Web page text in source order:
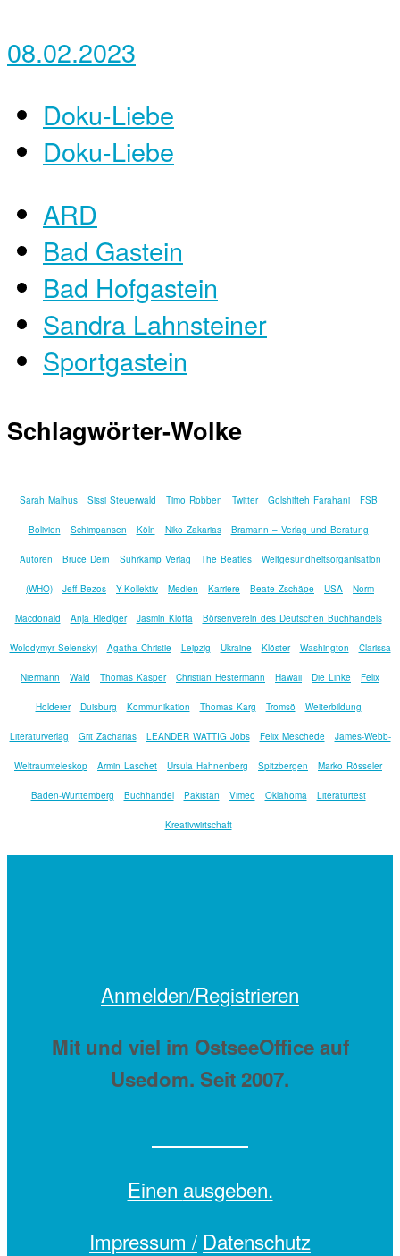
08.02.2023
Doku-Liebe
Doku-Liebe
ARD
Bad Gastein
Bad Hofgastein
Sandra Lahnsteiner
Sportgastein
Schlagwörter-Wolke
Sarah Malhus Sissi Steuerwald Timo Robben Twitter Golshifteh Farahani FSB
Bolivien Schimpansen Köln Niko Zakarias Bramann – Verlag und Beratung
Autoren Bruce Dern Suhrkamp Verlag The Beatles Weltgesundheitsorganisation
(WHO) Jeff Bezos Y-Kollektiv Medien Karriere Beate Zschäpe USA Norm
Macdonald Anja Riediger Jasmin Klofta Börsenverein des Deutschen Buchhandels
Wolodymyr Selenskyj Agatha Christie Leipzig Ukraine Klöster Washington Clarissa
Niermann Wald Thomas Kasper Christian Hestermann Hawaii Die Linke Felix
Holderer Duisburg Kommunikation Thomas Karg Tromsö Weiterbildung
Literaturverlag Grit Zacharias LEANDER WATTIG Jobs Felix Meschede James-Webb-
Weltraumteleskop Armin Laschet Ursula Hahnenberg Spitzbergen Marko Rösseler
Baden-Württemberg Buchhandel Pakistan Vimeo Oklahoma Literaturtest
Kreativwirtschaft
Anmelden/Registrieren
Mit und viel im OstseeOffice auf
Usedom. Seit 2007.
Einen ausgeben.
Impressum / Datenschutz